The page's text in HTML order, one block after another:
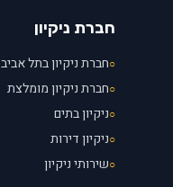
חברת ניקיון
○חברת ניקיון בתל אביב
○חברת ניקיון מומלצת
○ניקיון בתים
○ניקיון דירות
○שירותי ניקיון